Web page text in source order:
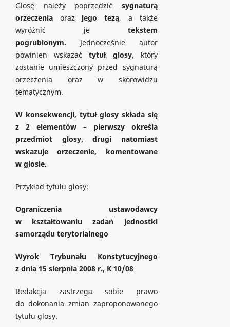
Glosę należy poprzedzić sygnaturą
orzeczeniaoraz jego tezą, a także
wyróżnić je tekstem
pogrubionym. Jednocześnie autor
powinien wskazaćtytuł glosy, który
zostanie umieszczony przed sygnaturą
orzeczenia oraz w skorowidzu
tematycznym.
W konsekwencji, tytuł glosy składa się
z 2 elementów – pierwszy określa
przedmiot glosy, drugi natomiast
wskazuje orzeczenie, komentowane
w glosie.
Przykład tytułu glosy:
Ograniczenia ustawodawcy
w kształtowaniu zadań jednostki
samorządu terytorialnego
Wyrok Trybunału Konstytucyjnego
z dnia 15 sierpnia 2008 r., K 10/08
Redakcja zastrzega sobie prawo
do dokonania zmian zaproponowanego
tytułu glosy.